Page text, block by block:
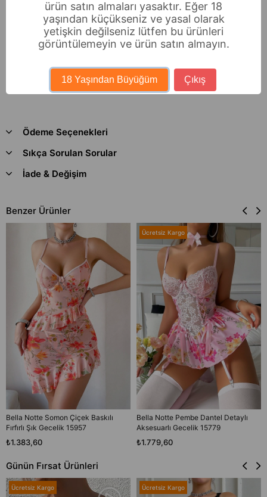
Ödeme Seçenekleri
Sıkça Sorulan Sorular
İade & Değişim
Benzer Ürünler
Bella Notte Somon Çiçek Baskılı
Fırfırlı Şık Gecelik 15957
₺1.383,60
Bella Notte Pembe Dantel Detaylı
Aksesuarlı Gecelik 15779
₺1.779,60
Ücretsiz Kargo
Günün Fırsat Ürünleri
Ücretsiz Kargo Ücretsiz Kargo
ürün satın almaları yasaktır. Eğer 18
yaşından küçükseniz ve yasal olarak
yetişkin değilseniz lütfen bu ürünleri
görüntülemeyin ve ürün satın almayın.
18 Yaşından Büyüğüm Çıkış